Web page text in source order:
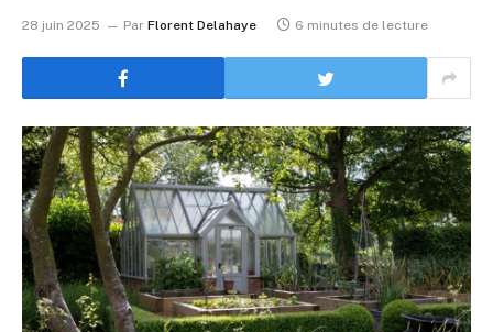
28 juin 2025 Par Florent Delahaye 6 minutes de lecture